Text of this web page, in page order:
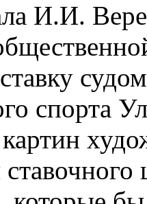
И.И.
спорта